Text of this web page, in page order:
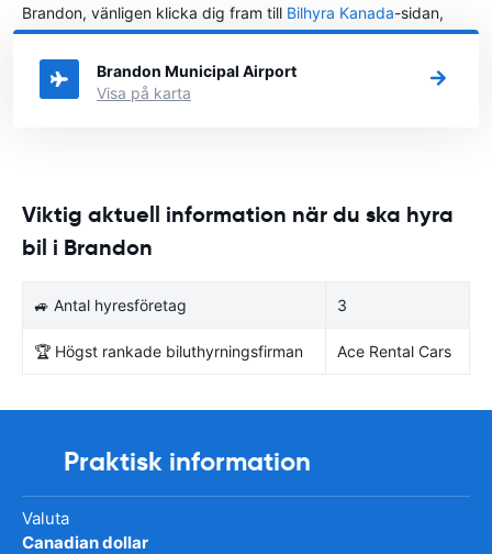
Brandon, vänligen klicka dig fram till Bilhyra Kanada-sidan,
där du kan välja i vilken stad i Kanada du vill hyra en bil.
Brandon Municipal Airport
Visa på karta
Viktig aktuell information när du ska hyra
bil i Brandon
🚙 Antal hyresföretag 3
🏆 Högst rankade biluthyrningsfirman Ace Rental Cars
Praktisk information
Valuta
Canadian dollar